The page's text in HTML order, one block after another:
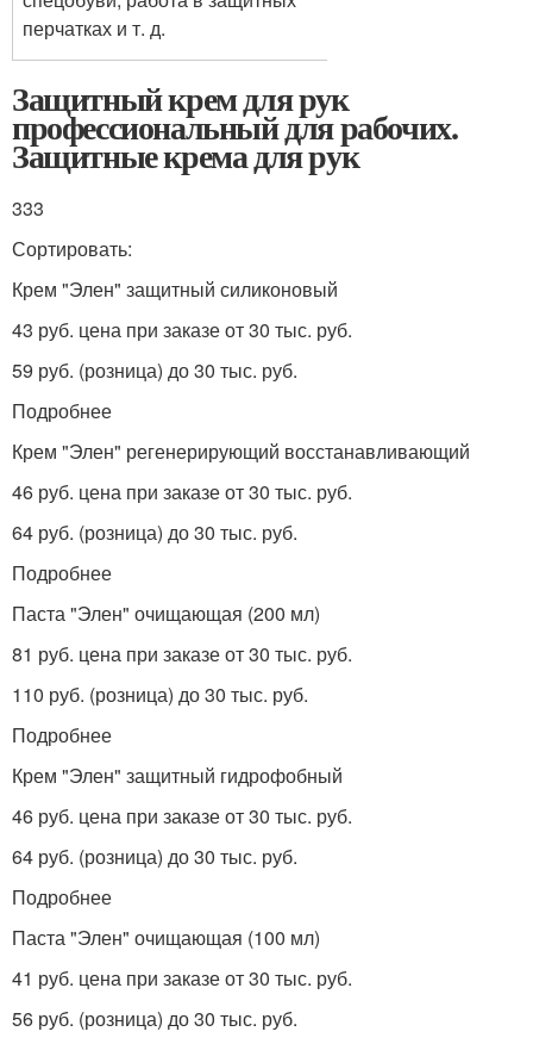
перчатках и т. д.
Защитный крем для рук
профессиональный для рабочих.
Защитные крема для рук
333
Сортировать:
Крем "Элен" защитный силиконовый
43 руб. цена при заказе от 30 тыс. руб.
59 руб. (розница) до 30 тыс. руб.
Подробнее
Крем "Элен" регенерирующий восстанавливающий
46 руб. цена при заказе от 30 тыс. руб.
64 руб. (розница) до 30 тыс. руб.
Подробнее
Паста "Элен" очищающая (200 мл)
81 руб. цена при заказе от 30 тыс. руб.
110 руб. (розница) до 30 тыс. руб.
Подробнее
Крем "Элен" защитный гидрофобный
46 руб. цена при заказе от 30 тыс. руб.
64 руб. (розница) до 30 тыс. руб.
Подробнее
Паста "Элен" очищающая (100 мл)
41 руб. цена при заказе от 30 тыс. руб.
56 руб. (розница) до 30 тыс. руб.